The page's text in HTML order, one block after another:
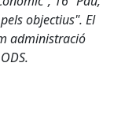
objectius". El
administració